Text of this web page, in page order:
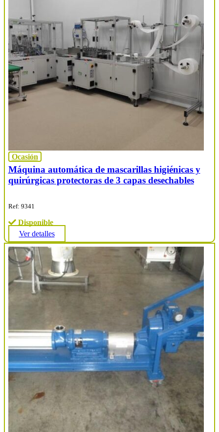
Ocasión
Máquina automática de mascarillas higiénicas y
quirúrgicas protectoras de 3 capas desechables
Ref: 9341
Disponible
Ver detalles